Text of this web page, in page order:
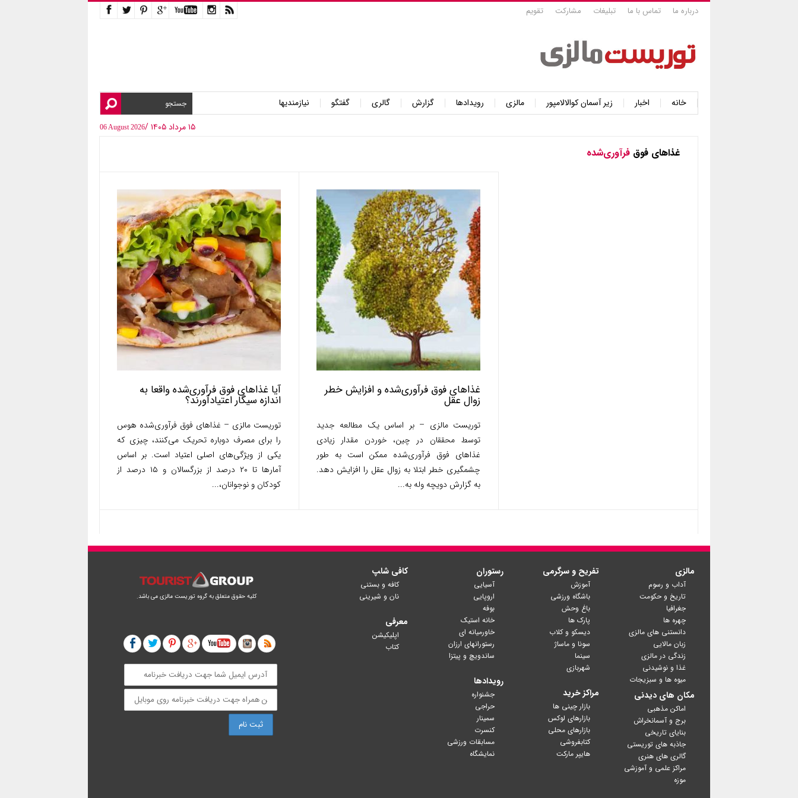
درباره ما تماس با ما تبلیغات مشارکت تقویم
خانه اخبار زیر آسمان کوالالامپور مالزی رویدادها گزارش گالری گفتگو
نیازمندیها
۱۵ مرداد ۱۴۰۵ /
06 August 2026
غذاهای فوق فرآوری‌شده
آیا غذاهای فوق فرآوری‌شده واقعا به
اندازه سیگار اعتیادآورند؟
توریست مالزی – غذاهای فوق فرآوری‌شده هوس
را برای مصرف دوباره تحریک می‌کنند، چیزی که
یکی از ویژگی‌های اصلی اعتیاد است. بر اساس
آمارها تا ۲۰ درصد از بزرگسالان و ۱۵ درصد از
کودکان و نوجوانان،...
غذاهای فوق فرآوری‌شده و افزایش خطر
زوال عقل
توریست مالزی – بر اساس یک مطالعه جدید
توسط محققان در چین، خوردن مقدار زیادی
غذاهای فوق فرآوری‌شده ممکن است به‌ طور
چشمگیری خطر ابتلا به زوال عقل را افزایش دهد.
به گزارش دویچه وله به...
مالزی
آداب و رسوم
تاریخ و حکومت
جغرافیا
چهره ها
دانستنی های مالزی
زبان مالایی
زندگی در مالزی
غذا و نوشیدنی
میوه ها و سبزیجات
مکان های دیدنی
اماکن مذهبی
برج و آسمانخراش
بنایای تاریخی
جاذبه های توریستی
گالری های هنری
مراکز علمی و آموزشی
موزه
تفریح و سرگرمی
آموزش
باشگاه ورزشی
باغ وحش
پارک ها
دیسکو و کلاب
سونا و ماساژ
سینما
شهربازی
مراکز خرید
بازار چینی ها
بازارهای لوکس
بازارهای محلی
کتابفروشی
رستوران
آسیایی
اروپایی
بوفه
خانه استیک
خاورمیانه ای
رستورانهای ارزان
ساندویچ و پیتزا
رویدادها
جشنواره
حراجی
سمینار
کنسرت
مسابقات ورزشی
نمایشگاه
کافی شا‍پ
کافه و بستنی
نان و شیرینی
معرفی
اپلیکیشن
کتاب
کلیه حقوق متعلق به گروه توریست مالزی می باشد.